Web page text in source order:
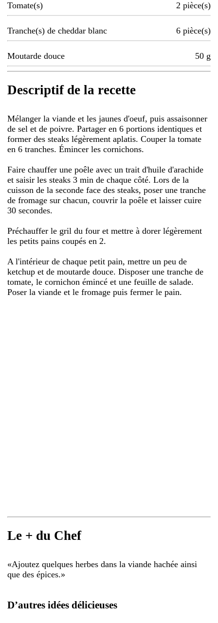
Tomate(s) 2 pièce(s)
Tranche(s) de cheddar blanc 6 pièce(s)
Moutarde douce 50 g
Descriptif de la recette
Mélanger la viande et les jaunes d'oeuf, puis assaisonner
de sel et de poivre. Partager en 6 portions identiques et
former des steaks légèrement aplatis. Couper la tomate
en 6 tranches. Émincer les cornichons.
Faire chauffer une poêle avec un trait d'huile d'arachide
et saisir les steaks 3 min de chaque côté. Lors de la
cuisson de la seconde face des steaks, poser une tranche
de fromage sur chacun, couvrir la poêle et laisser cuire
30 secondes.
Préchauffer le gril du four et mettre à dorer légèrement
les petits pains coupés en 2.
A l'intérieur de chaque petit pain, mettre un peu de
ketchup et de moutarde douce. Disposer une tranche de
tomate, le cornichon émincé et une feuille de salade.
Poser la viande et le fromage puis fermer le pain.
Le + du Chef
«Ajoutez quelques herbes dans la viande hachée ainsi
que des épices.»
D’autres idées délicieuses